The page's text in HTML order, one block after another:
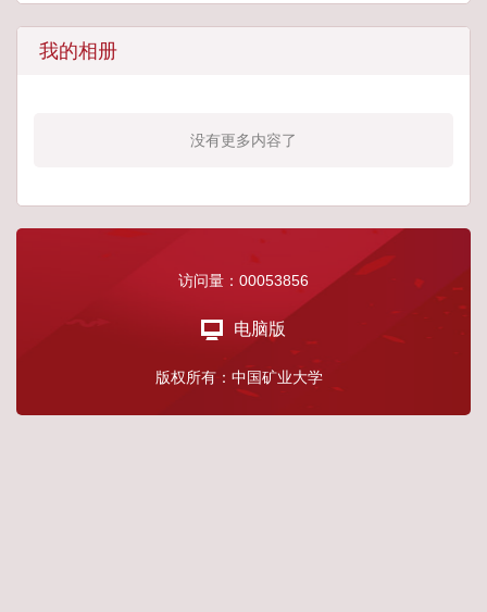
我的相册
没有更多内容了
访问量： 00053856
电脑版
版权所有：中国矿业大学